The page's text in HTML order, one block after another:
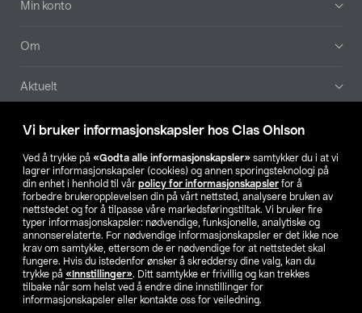
Vi bruker informasjonskapsler hos Clas Ohlson
Ved å trykke på «Godta alle informasjonskapsler» samtykker du i at vi
lagrer informasjonskapsler (cookies) og annen sporingsteknologi på
din enhet i henhold til vår policy for informasjonskapsler for å
forbedre brukeropplevelsen din på vårt nettsted, analysere bruken av
nettstedet og for å tilpasse våre markedsføringstiltak. Vi bruker fire
typer informasjonskapsler: nødvendige, funksjonelle, analytiske og
annonserelaterte. For nødvendige informasjonskapsler er det ikke noe
krav om samtykke, ettersom de er nødvendige for at nettstedet skal
fungere. Hvis du istedenfor ønsker å skreddersy dine valg, kan du
trykke på «Innstillinger». Ditt samtykke er frivillig og kan trekkes
tilbake når som helst ved å endre dine innstillinger for
informasjonskapsler eller kontakte oss for veiledning.
Min konto
Om
Aktuelt
Våre selskaper
Finn din butikk
SE NO FI